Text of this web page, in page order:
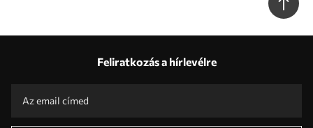
Feliratkozás a hírlevélre